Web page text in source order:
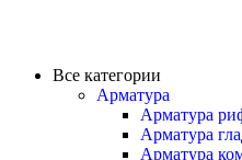
Все категории
Арматура
Арматура
Арматура
Арматура